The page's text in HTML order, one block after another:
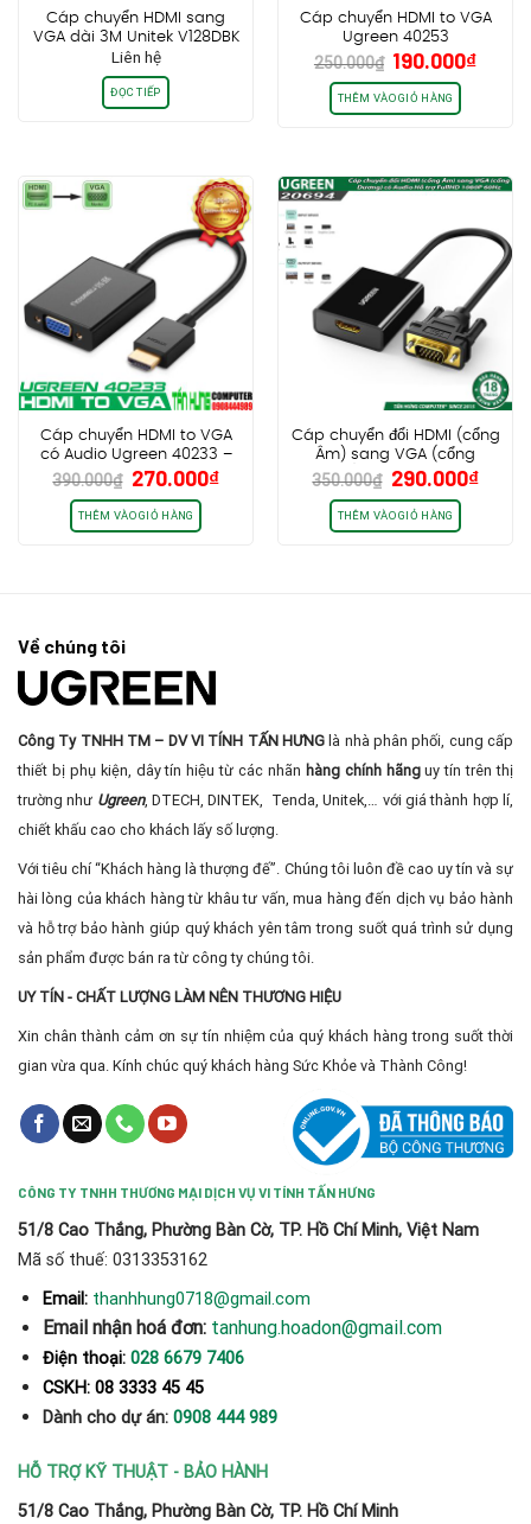
Cáp chuyển HDMI sang
VGA dài 3M Unitek V128DBK
Liên hệ
ĐỌC TIẾP
Cáp chuyển HDMI to VGA
Ugreen 40253
250.000₫ Giá
gốc
là:
250.000₫.
190.000₫Giá
THÊM VÀO GIỎ HÀNG
Cáp chuyển HDMI to VGA
có Audio Ugreen 40233 –
Vỏ Nhôm
390.000₫ Giá
gốc
là:
390.000₫.
270.000₫Giá
THÊM VÀO GIỎ HÀNG
Cáp chuyển đổi HDMI (cổng
Âm) sang VGA (cổng
Dương) có Audio Ugreen
20694, Hỗ trợ FullHD 1080P
350.000₫ Giá
gốc
là:
350.000₫.
290.000₫Giá
THÊM VÀO GIỎ HÀNG
Về chúng tôi
Công Ty TNHH TM – DV VI TÍNH TẤN HƯNG là nhà phân phối, cung cấp
thiết bị phụ kiện, dây tín hiệu từ các nhãn hàng chính hãnguy tín trên thị
trường như Ugreen, DTECH, DINTEK, Tenda, Unitek,… với giá thành hợp lí,
chiết khấu cao cho khách lấy số lượng.
Với tiêu chí “Khách hàng là thượng đế”. Chúng tôi luôn đề cao uy tín và sự
hài lòng của khách hàng từ khâu tư vấn, mua hàng đến dịch vụ bảo hành
và hỗ trợ bảo hành giúp quý khách yên tâm trong suốt quá trình sử dụng
sản phẩm được bán ra từ công ty chúng tôi.
UY TÍN - CHẤT LƯỢNG LÀM NÊN THƯƠNG HIỆU
Xin chân thành cảm ơn sự tín nhiệm của quý khách hàng trong suốt thời
gian vừa qua. Kính chúc quý khách hàng Sức Khỏe và Thành Công!
CÔNG TY TNHH THƯƠNG MẠI DỊCH VỤ VI TÍNH TẤN HƯNG
51/8 Cao Thắng, Phường Bàn Cờ, TP. Hồ Chí Minh, Việt Nam
Mã số thuế: 0313353162
Email: thanhhung0718@gmail.com
Email nhận hoá đơn: tanhung.hoadon@gmail.com
Điện thoại: 028 6679 7406
CSKH: 08 3333 45 45
Dành cho dự án: 0908 444 989
HỖ TRỢ KỸ THUẬT - BẢO HÀNH
51/8 Cao Thắng, Phường Bàn Cờ, TP. Hồ Chí Minh